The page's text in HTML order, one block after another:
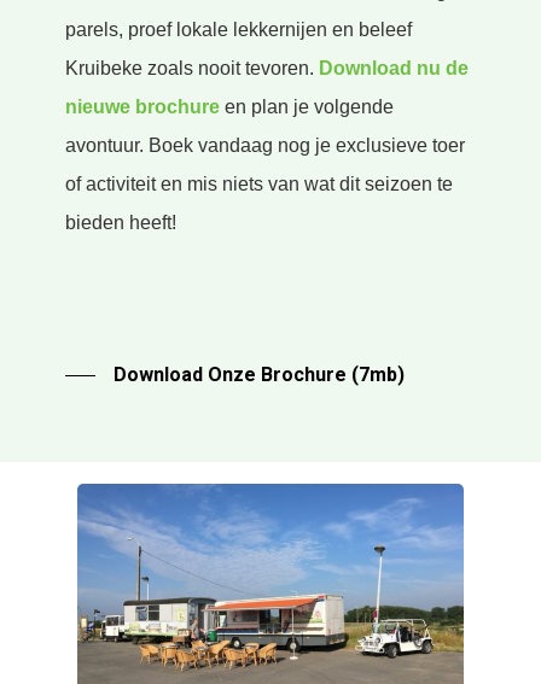
parels, proef lokale lekkernijen en beleef
Kruibeke zoals nooit tevoren. Download nu de
nieuwe brochureen plan je volgende
avontuur. Boek vandaag nog je exclusieve toer
of activiteit en mis niets van wat dit seizoen te
bieden heeft!
Download Onze Brochure (7mb)